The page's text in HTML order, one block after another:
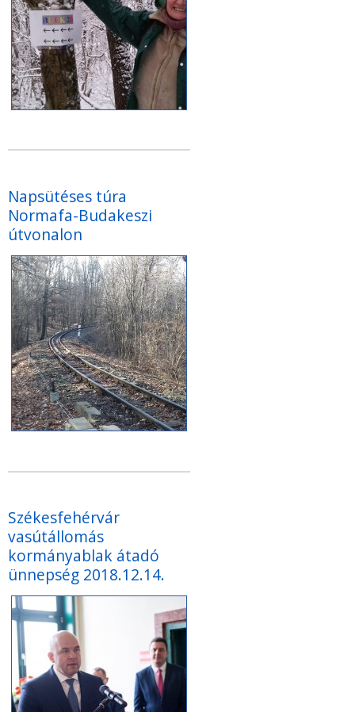
Napsütéses túra
Normafa-Budakeszi
útvonalon
Székesfehérvár
vasútállomás
kormányablak átadó
ünnepség 2018.12.14.